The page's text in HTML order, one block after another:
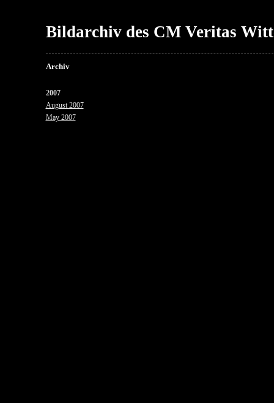
Bildarchiv des CM Veritas
Archiv
2007
August 2007
May 2007